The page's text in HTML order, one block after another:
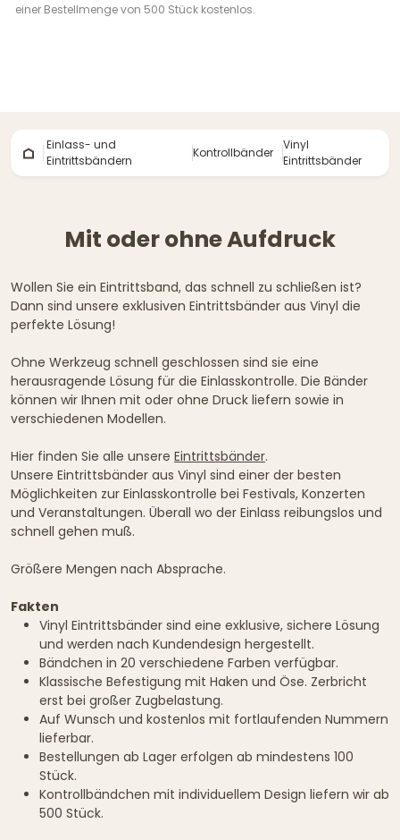
einer Bestellmenge von 500 Stück kostenlos.
Einlass- und
Eintrittsbändern
Kontrollbänder
Vinyl
Eintrittsbänder
Mit oder ohne Aufdruck
Wollen Sie ein Eintrittsband, das schnell zu schließen ist?
Dann sind unsere exklusiven Eintrittsbänder aus Vinyl die
perfekte Lösung!
Ohne Werkzeug schnell geschlossen sind sie eine
herausragende Lösung für die Einlasskontrolle. Die Bänder
können wir Ihnen mit oder ohne Druck liefern sowie in
verschiedenen Modellen.
Hier finden Sie alle unsere Eintrittsbänder.
Unsere Eintrittsbänder aus Vinyl sind einer der besten
Möglichkeiten zur Einlasskontrolle bei Festivals, Konzerten
und Veranstaltungen. Überall wo der Einlass reibungslos und
schnell gehen muß.
Größere Mengen nach Absprache.
Fakten
Vinyl Eintrittsbänder sind eine exklusive, sichere Lösung
und werden nach Kundendesign hergestellt.
Bändchen in 20 verschiedene Farben verfügbar.
Klassische Befestigung mit Haken und Öse. Zerbricht
erst bei großer Zugbelastung.
Auf Wunsch und kostenlos mit fortlaufenden Nummern
lieferbar.
Bestellungen ab Lager erfolgen ab mindestens 100
Stück.
Kontrollbändchen mit individuellem Design liefern wir ab
500 Stück.